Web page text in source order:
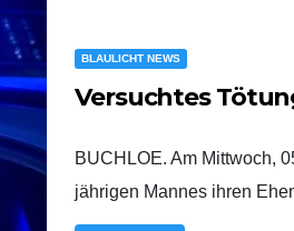
BLAULICHT NEWS
Versuchtes
BUCHLOE. Am Mittwoch,
jährigen Mannes ihren